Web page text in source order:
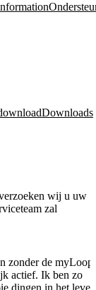
Downloads
wij u uw
zal
zonder de myLoop.
actief. Ik ben zo
dingen in het leven